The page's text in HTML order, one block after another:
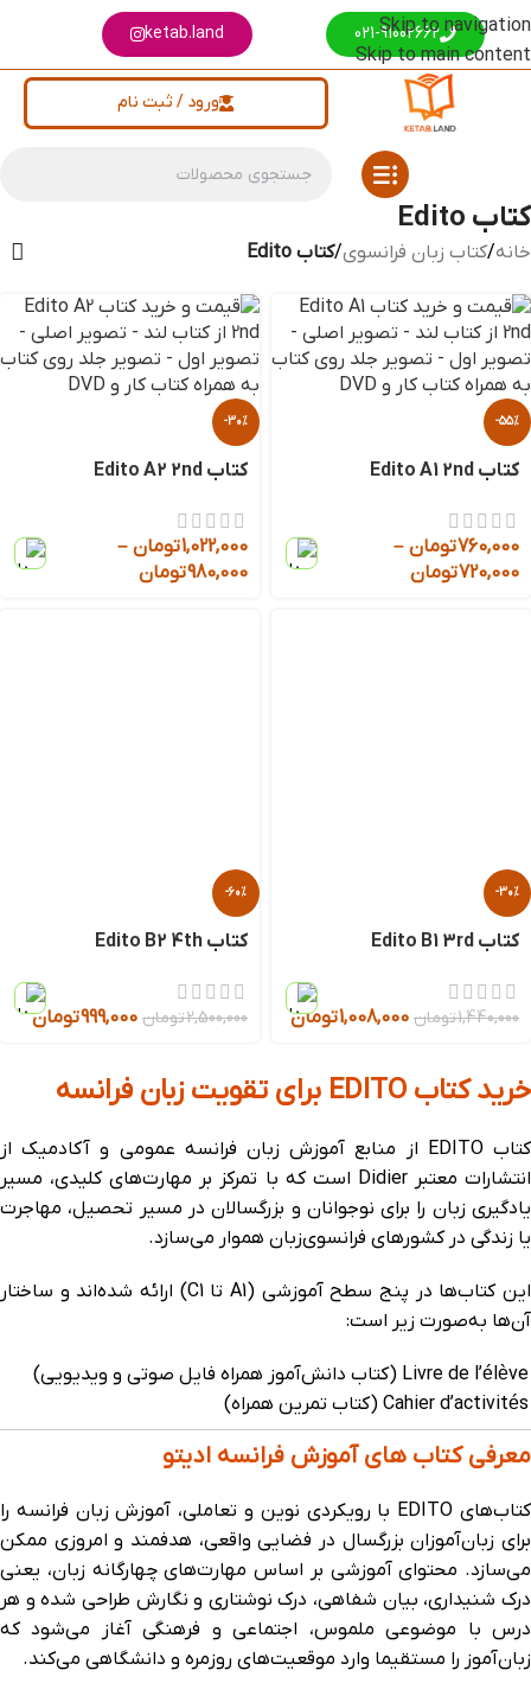
Skip to navigation
Skip to main content
021-91002662
ketab.land
ورود / ثبت نام
کتاب Edito
خانه/کتاب زبان فرانسوی/کتاب Edito
-55%
کتاب Edito A1 2nd
760,000تومان –
720,000تومان
-30%
کتاب Edito A2 2nd
1,022,000تومان –
980,000تومان
-30%
کتاب Edito B1 3rd
1,440,000تومان 1,008,000تومان
-60%
کتاب Edito B2 4th
2,500,000تومان 999,000تومان
خرید کتاب‌ EDITO برای تقویت زبان فرانسه
کتاب‌ EDITO از منابع آموزش زبان فرانسه عمومی و آکادمیک از
انتشارات معتبر Didier است که با تمرکز بر مهارت‌های کلیدی، مسیر
یادگیری زبان را برای نوجوانان و بزرگسالان در مسیر تحصیل، مهاجرت
یا زندگی در کشورهای فرانسوی‌زبان هموار می‌سازد.
این کتاب‌ها در پنج سطح آموزشی (A1 تا C1) ارائه شده‌اند و ساختار
آن‌ها به‌صورت زیر است:
معرفی کتاب های آموزش فرانسه ادیتو
کتاب‌های EDITO با رویکردی نوین و تعاملی، آموزش زبان فرانسه را
برای زبان‌آموزان بزرگسال در فضایی واقعی، هدفمند و امروزی ممکن
می‌سازد. محتوای آموزشی بر اساس مهارت‌های چهارگانه زبان، یعنی
درک شنیداری، بیان شفاهی، درک نوشتاری و نگارش طراحی شده و هر
درس با موضوعی ملموس، اجتماعی و فرهنگی آغاز می‌شود که
زبان‌آموز را مستقیما وارد موقعیت‌های روزمره و دانشگاهی می‌کند.